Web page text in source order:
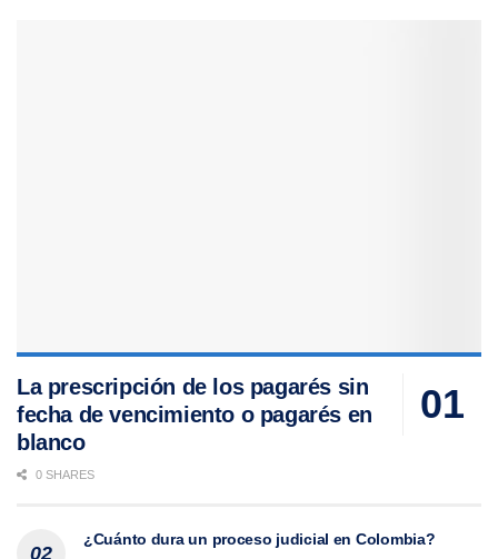
La prescripción de los pagarés sin
fecha de vencimiento o pagarés en
blanco
0 SHARES
¿Cuánto dura un proceso judicial en Colombia?